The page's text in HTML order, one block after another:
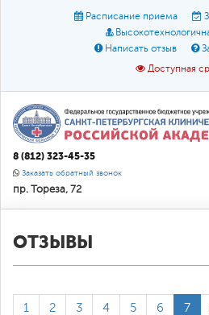
Расписание приема
Написать отзыв
Доступная
Размер шрифта: A
Цвет:
8 (812) 323-45-35
Заказать обратный звонок
пр. Тореза, 72
ОТЗЫВЫ
1 2 3 4 5 6 7